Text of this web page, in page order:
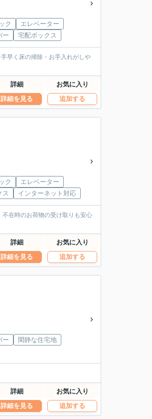
ク
エレベーター
ー 宅配ボックス
早く床の掃除・お手入れがしや
詳細 お気に入り
詳細を見る 追加する
ク
エレベーター
ス インターネット対応
在時のお荷物の受け取りも安心
詳細 お気に入り
詳細を見る 追加する
ー
閑静な住宅地
詳細 お気に入り
詳細を見る 追加する